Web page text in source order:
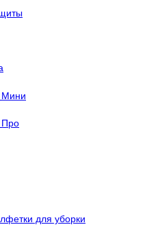
Мини
Про
для уборки